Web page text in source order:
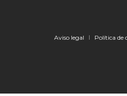
Aviso legal Política de